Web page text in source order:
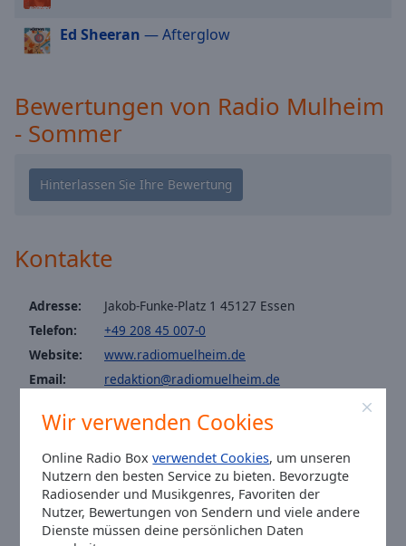
Wir verwenden Cookies
Online Radio Boxverwendet Cookies, um unseren
Nutzern den besten Service zu bieten. Bevorzugte
Radiosender und Musikgenres, Favoriten der
Nutzer, Bewertungen von Sendern und viele andere
Dienste müssen deine persönlichen Daten
Color
Caption
Area
Background
Color
Opacity
Font
Family
Ed Sheeran — Afterglow
Bewertungen von Radio Mulheim
- Sommer
Kontakte
Adresse:
Jakob-Funke-Platz 1 45127 Essen
Telefon:
+49 208 45 007-0
Website:
www.radiomuelheim.de
Email:
redaktion@radiomuelheim.de
Twitter:
@radiomuelheim
Instagram: @radio_muelheim
Hotline: 0800 7070 321
Fax: +49 208 45 007-33
Ortszeit in Mülheim (Ruhr):18:41,08.08.2026